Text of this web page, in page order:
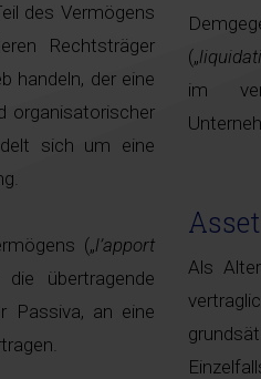
des Vermögens
Rechtsträger
handeln, der eine
organisatorischer
sich um eine
(„l’apport
übertragende
Passiva, an eine
(„
im
Als